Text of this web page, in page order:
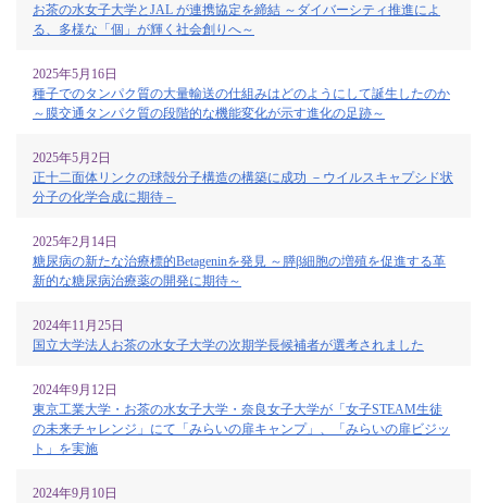
お茶の水女子大学とJAL が連携協定を締結 ～ダイバーシティ推進によ
る、多様な「個」が輝く社会創りへ～
2025年5月16日
種子でのタンパク質の大量輸送の仕組みはどのようにして誕生したのか
～膜交通タンパク質の段階的な機能変化が示す進化の足跡～
2025年5月2日
正十二面体リンクの球殻分子構造の構築に成功 －ウイルスキャプシド状
分子の化学合成に期待－
2025年2月14日
糖尿病の新たな治療標的Betageninを発見 ～膵β細胞の増殖を促進する革
新的な糖尿病治療薬の開発に期待～
2024年11月25日
国立大学法人お茶の水女子大学の次期学長候補者が選考されました
2024年9月12日
東京工業大学・お茶の水女子大学・奈良女子大学が「女子STEAM生徒
の未来チャレンジ」にて「みらいの扉キャンプ」、「みらいの扉ビジッ
ト」を実施
2024年9月10日